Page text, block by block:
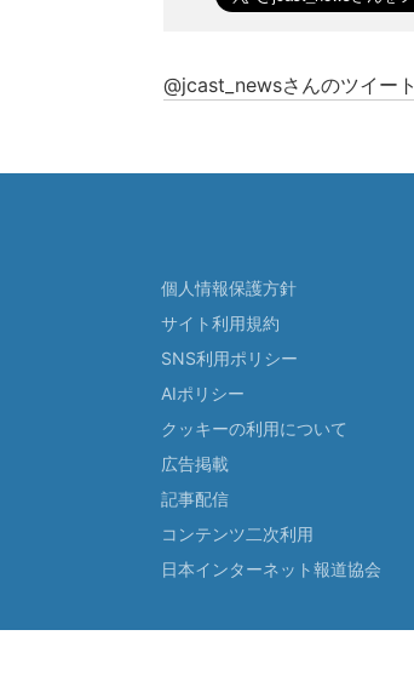
@jcast_newsさんのツイート
個人情報保護方針
サイト利用規約
SNS利用ポリシー
AIポリシー
クッキーの利用について
広告掲載
記事配信
コンテンツ二次利用
日本インターネット報道協会